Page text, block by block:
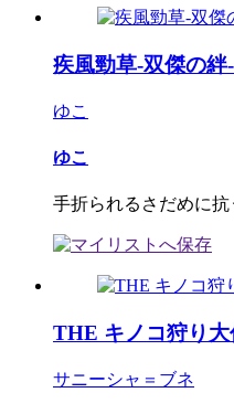
疾風勁草-双傑の
ゆこ
ゆこ
手折られるさだめに
THE キノコ狩り大
サニーシャ＝ブネ